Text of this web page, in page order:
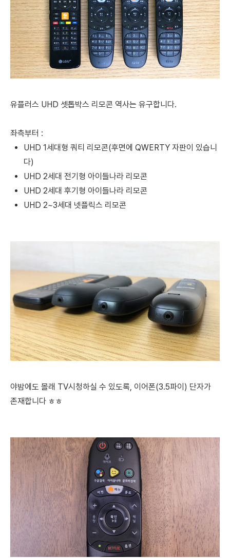
유플러스 UHD 셋톱박스 리모콘 역사는 유구합니다.
좌측부터 :
UHD 1세대형 쿼티 리모콘(후면에 QWERTY 자판이 있습니
다)
UHD 2세대 전기형 아이들나라 리모콘
UHD 2세대 후기형 아이들나라 리모콘
UHD 2~3세대 넷플릭스 리모콘
야밤에도 몰래 TV시청하실 수 있도록, 이어폰(3.5파이) 단자가
존재합니다 ㅎㅎ